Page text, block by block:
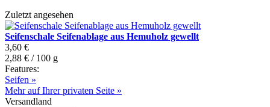
Zuletzt angesehen
Seifenschale Seifenablage aus Hemuholz gewellt
3,60 €
2,88 € / 100 g
Features:
Seifen »
Mehr auf Ihrer privaten Seite »
Versandland